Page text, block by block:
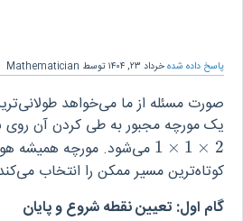
پاسخ داده شدهخرداد ۲۳, ۱۴۰۴ توسط Mathematician
صورت مسئله از ما می‌خواهد
یک مورچه مجبور به طی کردن آن روی
1 × 1 × 2
1× 1× 2
می‌شود. مورچه همیشه
کوتاه‌ترین مسیر ممکن را انتخاب
گام اول: تعیین نقطه شروع و پایان